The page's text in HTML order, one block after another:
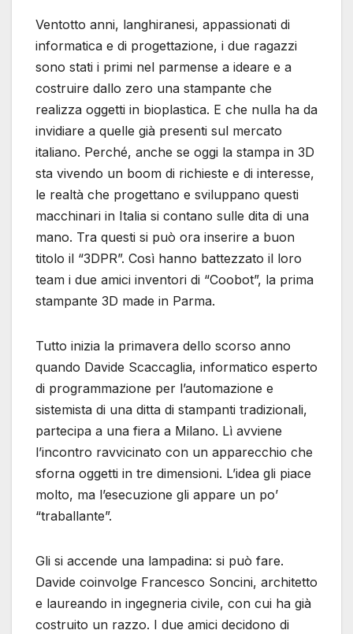
Ventotto anni, langhiranesi, appassionati di
informatica e di progettazione, i due ragazzi
sono stati i primi nel parmense a ideare e a
costruire dallo zero una stampante che
realizza oggetti in bioplastica. E che nulla ha da
invidiare a quelle già presenti sul mercato
italiano. Perché, anche se oggi la stampa in 3D
sta vivendo un boom di richieste e di interesse,
le realtà che progettano e sviluppano questi
macchinari in Italia si contano sulle dita di una
mano. Tra questi si può ora inserire a buon
titolo il “3DPR”. Così hanno battezzato il loro
team i due amici inventori di “Coobot”, la prima
stampante 3D made in Parma.
Tutto inizia la primavera dello scorso anno
quando Davide Scaccaglia, informatico esperto
di programmazione per l’automazione e
sistemista di una ditta di stampanti tradizionali,
partecipa a una fiera a Milano. Lì avviene
l’incontro ravvicinato con un apparecchio che
sforna oggetti in tre dimensioni. L’idea gli piace
molto, ma l’esecuzione gli appare un po’
“traballante”.
Gli si accende una lampadina: si può fare.
Davide coinvolge Francesco Soncini, architetto
e laureando in ingegneria civile, con cui ha già
costruito un razzo. I due amici decidono di